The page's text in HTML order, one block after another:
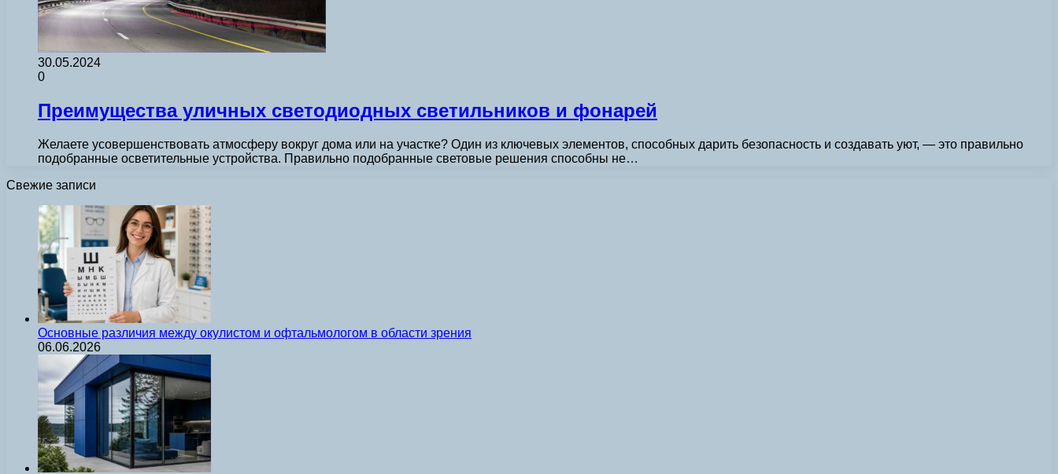
30.05.2024
0
Преимущества уличных светодиодных светильников и фонарей
Желаете усовершенствовать атмосферу вокруг дома или на участке? Один из ключевых элементов, способных дарить безопасность и создавать уют, — это правильно
подобранные осветительные устройства. Правильно подобранные световые решения способны не…
Свежие записи
Основные различия между окулистом и офтальмологом в области зрения
06.06.2026